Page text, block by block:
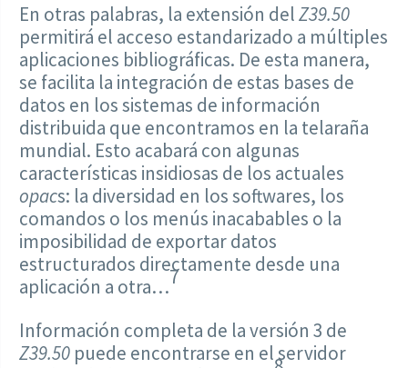
En otras palabras, la extensión delZ39.50
permitirá el acceso estandarizado a múltiples
aplicaciones bibliográficas. De esta manera,
se facilita la integración de estas bases de
datos en los sistemas de información
distribuida que encontramos en la telaraña
mundial. Esto acabará con algunas
características insidiosas de los actuales
opacs: la diversidad en los softwares, los
comandos o los menús inacabables o la
imposibilidad de exportar datos
estructurados directamente desde una
aplicación a otra…7
Información completa de la versión 3 de
Z39.50 puede encontrarse en el servidor